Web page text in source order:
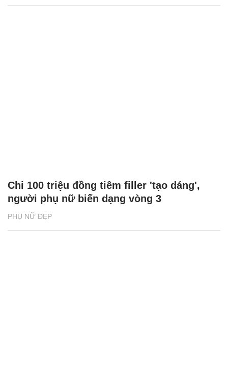
PHỤ NỮ ĐẸP
Chi 100 triệu đồng tiêm filler 'tạo dáng',
người phụ nữ biến dạng vòng 3